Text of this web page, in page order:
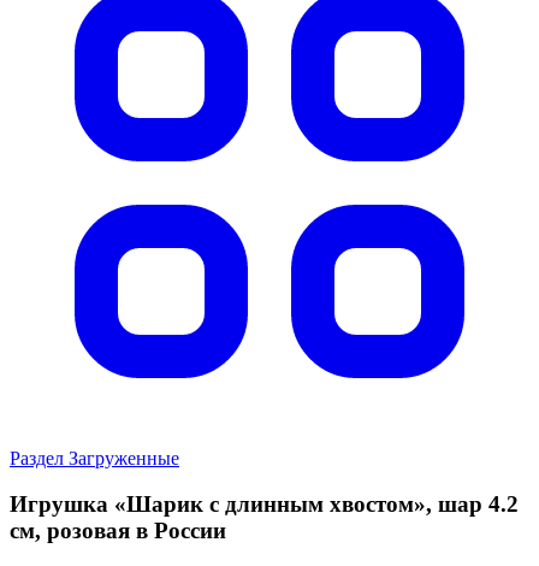
Раздел Загруженные
Игрушка «Шарик с длинным хвостом», шар 4.2
см, розовая в России